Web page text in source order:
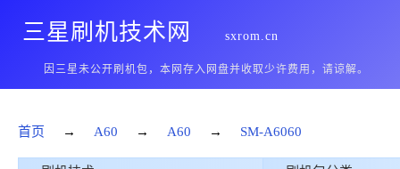
三星刷机技术网 sxrom.cn
因三星未公开刷机包，本网存入网盘并收取少许费用，请谅解。
首页 → A60 → A60 → SM-A6060